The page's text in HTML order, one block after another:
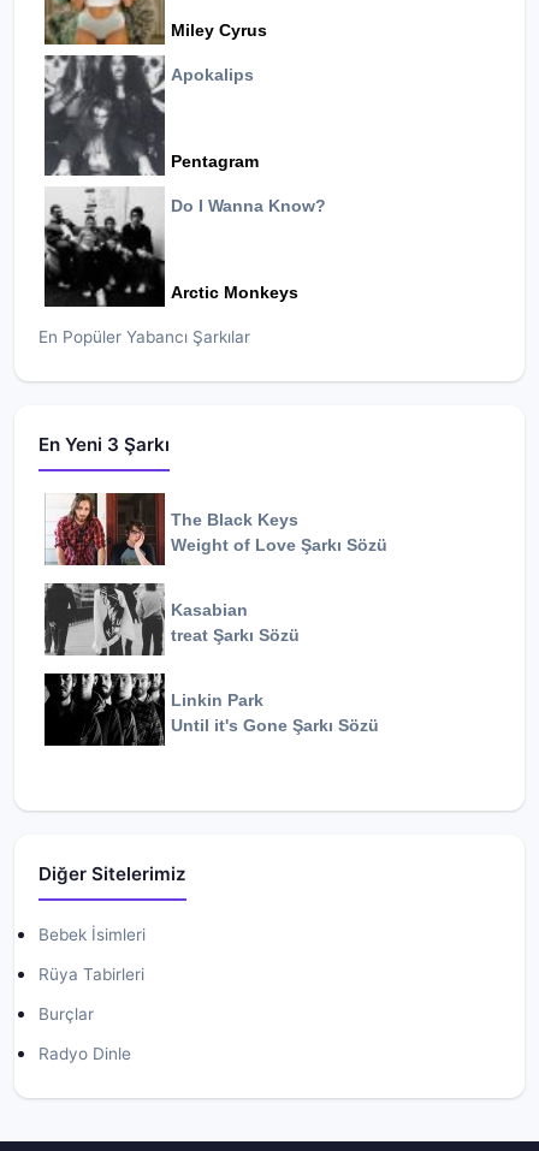
Miley Cyrus
Apokalips
Pentagram
Do I Wanna Know?
Arctic Monkeys
En Popüler Yabancı Şarkılar
En Yeni 3 Şarkı
The Black Keys
Weight of Love Şarkı Sözü
Kasabian
treat Şarkı Sözü
Linkin Park
Until it's Gone Şarkı Sözü
Diğer Sitelerimiz
Bebek İsimleri
Rüya Tabirleri
Burçlar
Radyo Dinle